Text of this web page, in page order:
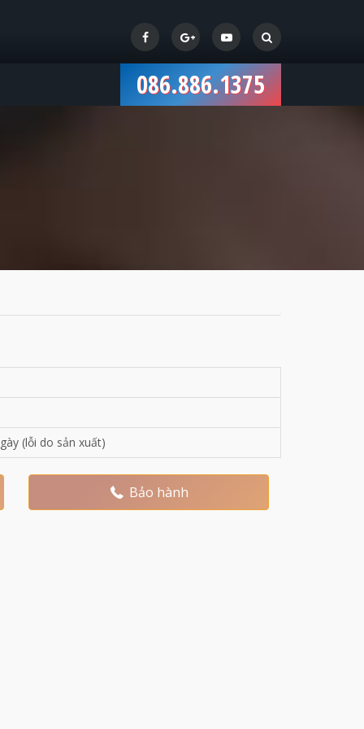
086.886.1375
(lỗi do sản xuất)
Bảo hành